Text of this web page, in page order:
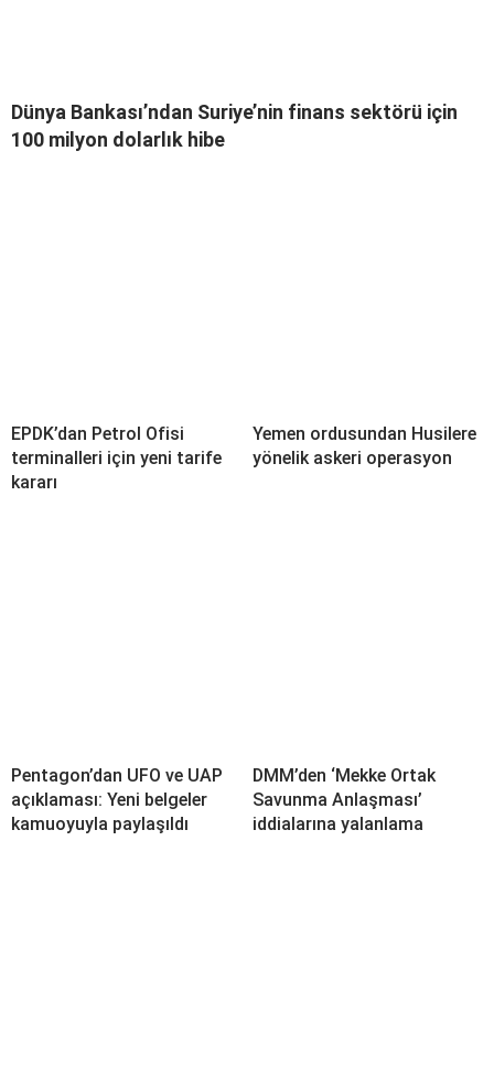
Dünya Bankası’ndan Suriye’nin finans sektörü için
100 milyon dolarlık hibe
EPDK’dan Petrol Ofisi
terminalleri için yeni tarife
kararı
Yemen ordusundan Husilere
yönelik askeri operasyon
Pentagon’dan UFO ve UAP
açıklaması: Yeni belgeler
kamuoyuyla paylaşıldı
DMM’den ‘Mekke Ortak
Savunma Anlaşması’
iddialarına yalanlama